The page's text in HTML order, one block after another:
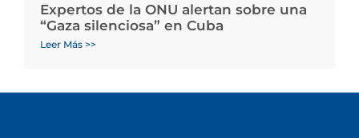
Expertos de la ONU alertan sobre una
“Gaza silenciosa” en Cuba
Leer Más >>